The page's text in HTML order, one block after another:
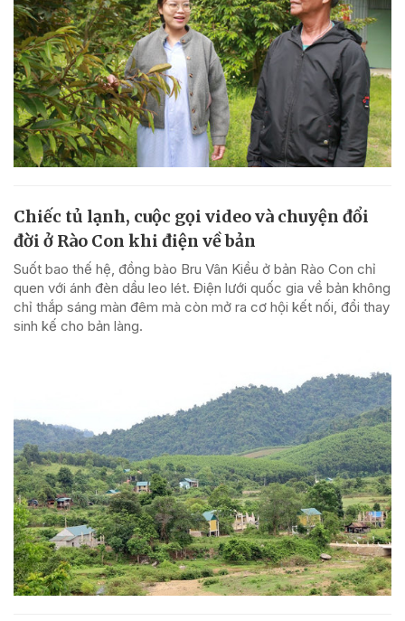
Chiếc tủ lạnh, cuộc gọi video và chuyện đổi
đời ở Rào Con khi điện về bản
Suốt bao thế hệ, đồng bào Bru Vân Kiều ở bản Rào Con chỉ
quen với ánh đèn dầu leo lét. Điện lưới quốc gia về bản không
chỉ thắp sáng màn đêm mà còn mở ra cơ hội kết nối, đổi thay
sinh kế cho bản làng.